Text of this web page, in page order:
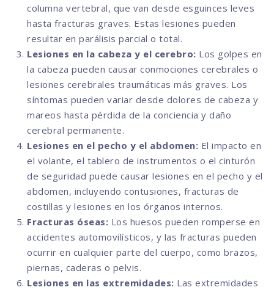
columna vertebral, que van desde esguinces leves
hasta fracturas graves. Estas lesiones pueden
resultar en parálisis parcial o total.
Lesiones en la cabeza y el cerebro: Los golpes en
la cabeza pueden causar conmociones cerebrales o
lesiones cerebrales traumáticas más graves. Los
síntomas pueden variar desde dolores de cabeza y
mareos hasta pérdida de la conciencia y daño
cerebral permanente.
Lesiones en el pecho y el abdomen: El impacto en
el volante, el tablero de instrumentos o el cinturón
de seguridad puede causar lesiones en el pecho y el
abdomen, incluyendo contusiones, fracturas de
costillas y lesiones en los órganos internos.
Fracturas óseas: Los huesos pueden romperse en
accidentes automovilísticos, y las fracturas pueden
ocurrir en cualquier parte del cuerpo, como brazos,
piernas, caderas o pelvis.
Lesiones en las extremidades: Las extremidades